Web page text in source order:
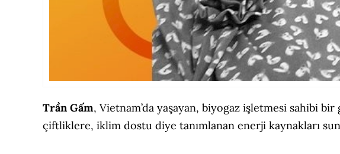
Trần Gấm, Vietnam’da yaşayan, biyogaz işletmesi sahibi
çiftliklere, iklim dostu diye tanımlanan enerji kaynakları